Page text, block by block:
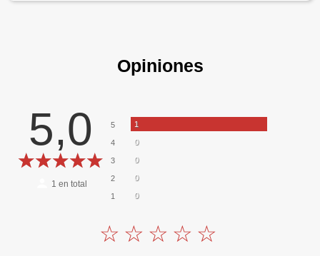
Opiniones
5,0
1 en total
5 1
4 0
3 0
2 0
1 0